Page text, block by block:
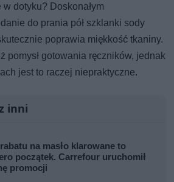
dotyku? Doskonałym
do prania pół szklanki sody
poprawia miękkość tkaniny.
pomysł gotowania ręczników, jednak
jest to raczej niepraktyczne.
inni
na masło klarowane to
początek. Carrefour uruchomił
promocji